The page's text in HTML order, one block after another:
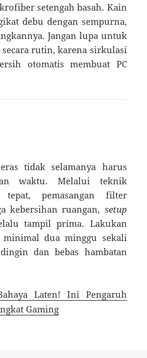
setengah basah. Kain
debu dengan sempurna,
Jangan lupa untuk
rutin, karena sirkulasi
otomatis membuat PC
tidak selamanya harus
waktu. Melalui teknik
tepat, pemasangan filter
kebersihan ruangan, setup
tampil prima. Lakukan
dua minggu sekali
dan bebas hambatan
Laten! Ini Pengaruh
Gaming